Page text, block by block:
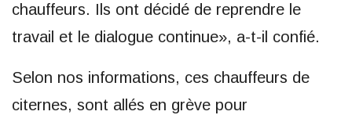
chauffeurs. Ils ont décidé de reprendre le
travail et le dialogue continue», a-t-il confié.
Selon nos informations, ces chauffeurs de
citernes, sont allés en grève pour